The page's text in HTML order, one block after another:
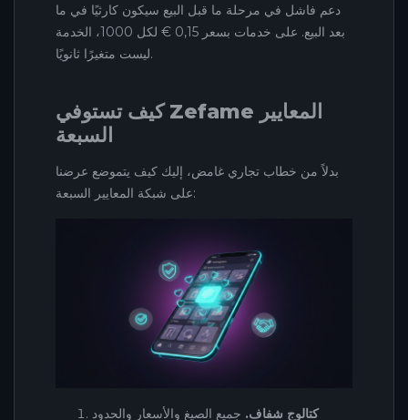
دعم فاشل في مرحلة ما قبل البيع سيكون كارثيًا في ما
بعد البيع. على خدمات بسعر 0,15 € لكل 1000، الخدمة
ليست متغيرًا ثانويًا.
كيف تستوفي Zefame المعايير
السبعة
بدلاً من خطاب تجاري غامض، إليك كيف يتموضع عرضنا
على شبكة المعايير السبعة:
كتالوج شفاف. جميع الصيغ والأسعار والحدود